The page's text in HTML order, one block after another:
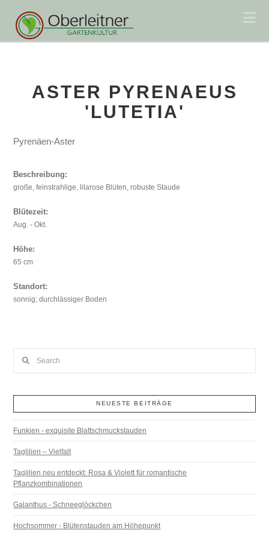
ASTER PYRENAEUS
'LUTETIA'
Pyrenäen-Aster
Beschreibung:
große, feinstrahlige, lilarose Blüten, robuste Staude
Blütezeit:
Aug. - Okt.
Höhe:
65 cm
Standort:
sonnig; durchlässiger Boden
NEUESTE BEITRÄGE
Funkien - exquisite Blattschmuckstauden
Taglilien – Vielfalt
Taglilien neu entdeckt: Rosa & Violett für romantische
Pflanzkombinationen
Galanthus - Schneeglöckchen
Hochsommer - Blütenstauden am Höhepunkt